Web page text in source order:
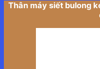
Thân máy siết bulong